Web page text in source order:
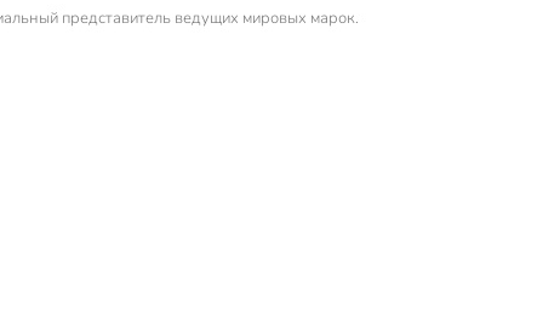
представитель ведущих мировых марок.